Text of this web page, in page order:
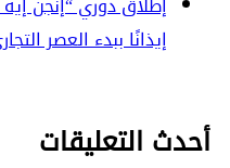
إيذانًا ببدء العصر
أحدث التعليقات